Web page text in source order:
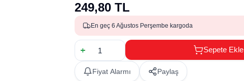
249,80 TL
En geç 6 Ağustos Perşembe kargoda
Sepete Ekle
Fiyat Alarmı Paylaş